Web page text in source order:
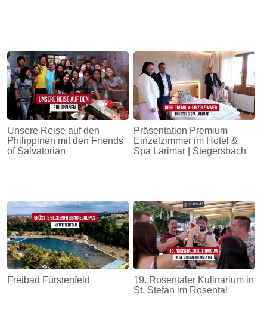
Unsere Reise auf den
Philippinen mit den Friends
of Salvatorian
Präsentation Premium
Einzelzimmer im Hotel &
Spa Larimar | Stegersbach
Freibad Fürstenfeld
19. Rosentaler Kulinarium in
St. Stefan im Rosental